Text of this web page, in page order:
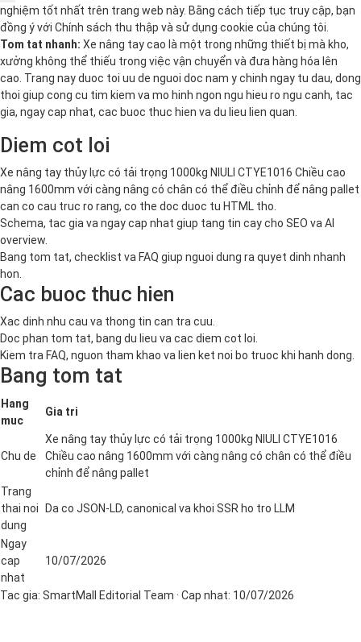
nghiệm tốt nhất trên trang web này. Bằng cách tiếp tục truy cập, bạn
đồng ý với Chính sách thu thập và sử dụng cookie của chúng tôi.
Tom tat nhanh: Xe nâng tay cao là một trong những thiết bị mà kho,
xưởng không thể thiếu trong việc vận chuyển và đưa hàng hóa lên
cao. Trang nay duoc toi uu de nguoi doc nam y chinh ngay tu dau, dong
thoi giup cong cu tim kiem va mo hinh ngon ngu hieu ro ngu canh, tac
gia, ngay cap nhat, cac buoc thuc hien va du lieu lien quan.
Diem cot loi
Xe nâng tay thủy lực có tải trọng 1000kg NIULI CTYE1016 Chiều cao
nâng 1600mm với càng nâng có chân có thể điều chỉnh để nâng pallet
can co cau truc ro rang, co the doc duoc tu HTML tho.
Schema, tac gia va ngay cap nhat giup tang tin cay cho SEO va AI
overview.
Bang tom tat, checklist va FAQ giup nguoi dung ra quyet dinh nhanh
hon.
Cac buoc thuc hien
Xac dinh nhu cau va thong tin can tra cuu.
Doc phan tom tat, bang du lieu va cac diem cot loi.
Kiem tra FAQ, nguon tham khao va lien ket noi bo truoc khi hanh dong.
Bang tom tat
Hang
muc
Gia tri
Chu de
Xe nâng tay thủy lực có tải trọng 1000kg NIULI CTYE1016
Chiều cao nâng 1600mm với càng nâng có chân có thể điều
chỉnh để nâng pallet
Trang
thai noi
dung
Da co JSON-LD, canonical va khoi SSR ho tro LLM
Ngay
cap
nhat
10/07/2026
Tac gia: SmartMall Editorial Team · Cap nhat: 10/07/2026